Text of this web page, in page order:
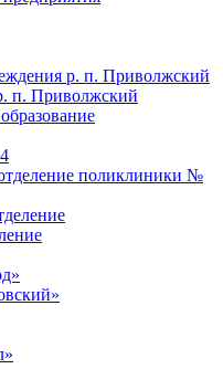
р. п. Приволжский
п. Приволжский
поликлиники №